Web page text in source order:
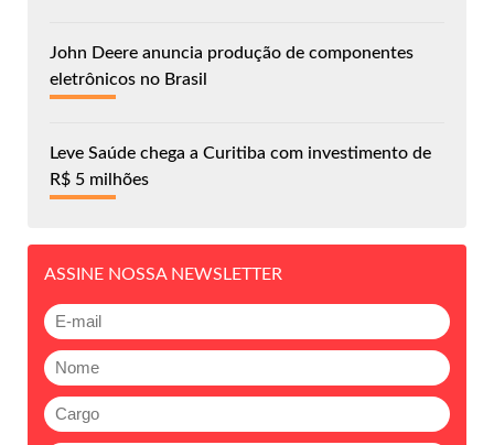
John Deere anuncia produção de componentes
eletrônicos no Brasil
Leve Saúde chega a Curitiba com investimento de
R$ 5 milhões
ASSINE NOSSA NEWSLETTER